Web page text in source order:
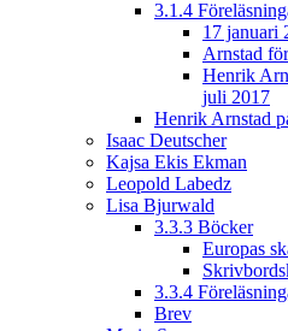
3.1.4
17 januari
Arnstad
Henrik
juli 2017
Henrik Arnstad
Isaac Deutscher
Kajsa Ekis Ekman
Leopold Labedz
Lisa Bjurwald
3.3.3 Böcker
Europas
3.3.4
Brev